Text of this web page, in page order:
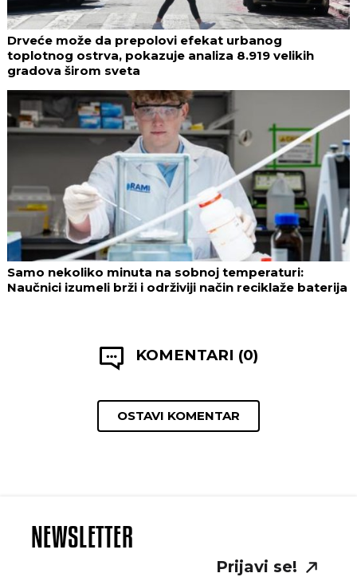
Drveće može da prepolovi efekat urbanog
toplotnog ostrva, pokazuje analiza 8.919 velikih
gradova širom sveta
Samo nekoliko minuta na sobnoj temperaturi:
Naučnici izumeli brži i održiviji način reciklaže baterija
KOMENTARI (0)
OSTAVI KOMENTAR
NEWSLETTER
Prijavi se!